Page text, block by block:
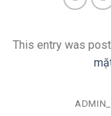
This entry was